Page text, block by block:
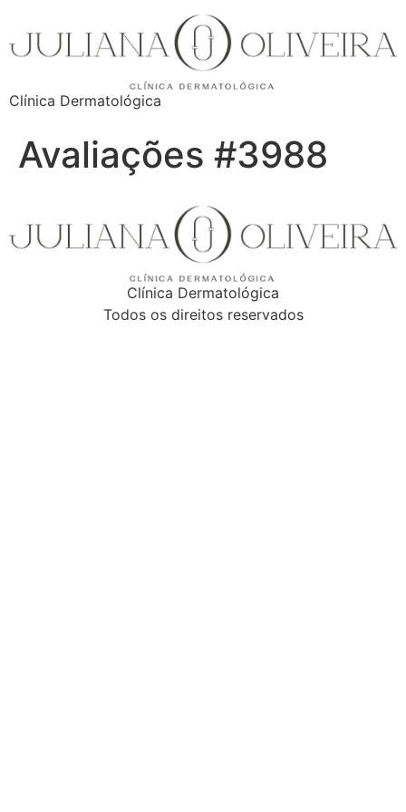
Clínica Dermatológica
Avaliações #3988
Clínica Dermatológica
Todos os direitos reservados